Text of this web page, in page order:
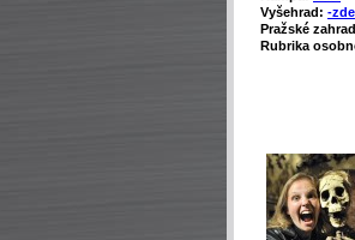
Vyšehrad: -zde
Pražské
Rubrika